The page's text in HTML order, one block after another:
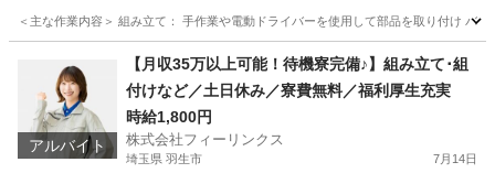
＜主な作業内容＞ 組み立て： 手作業や電動ドライバーを使用して部品を取り付け バ
工場 電動
アルバイト
【月収35万以上可能！待機寮完備♪】組み立て･組
付けなど／土日休み／寮費無料／福利厚生充実
時給1,800円
株式会社フィーリンクス
埼玉県 羽生市 7月14日